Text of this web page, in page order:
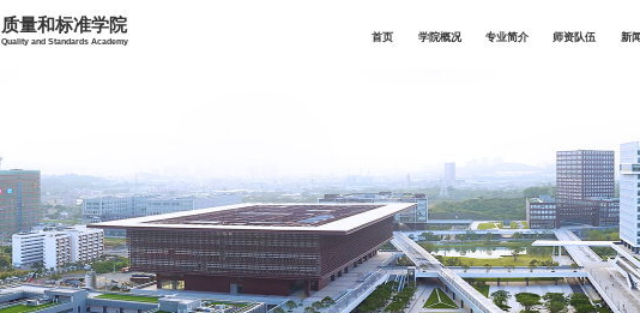
质量和标准学院
Quality and Standards Academy 首页 学院概况 专业简介 师资队伍 新